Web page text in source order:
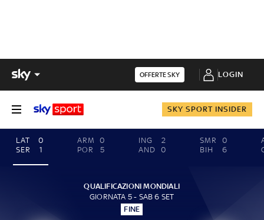
OFFERTE SKY LOGIN
SKY SPORT INSIDER
LAT
0
SER
1
ARM
0
POR
5
ING
2
AND
0
SMR
0
BIH
6
QUALIFICAZIONI MONDIALI
GIORNATA 5 - SAB 6 SET
FINE